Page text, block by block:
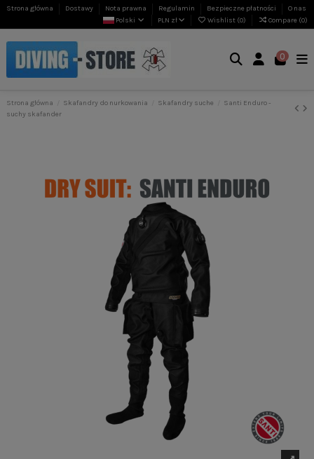
Strona główna Dostawy Nota prawna Regulamin Bezpieczne płatności
O nas
Polski
PLN zł Wishlist (0) Compare (0)
0
Strona główna Skafandry do nurkowania Skafandry suche
Santi Enduro -
suchy skafander